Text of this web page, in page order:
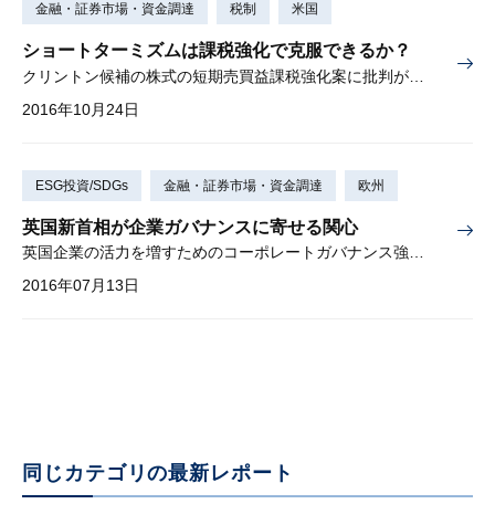
金融・証券市場・資金調達 税制 米国
ショートターミズムは課税強化で克服できるか？
2016年10月24日
ESG投資/SDGs 金融・証券市場・資金調達 欧州
英国新首相が企業ガバナンスに寄せる関心
英国企業の活力を増すためのコーポレートガバナンス強化策
2016年07月13日
同じカテゴリの最新レポート